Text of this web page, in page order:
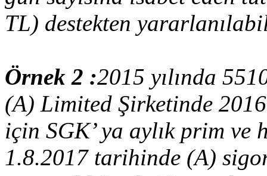
TL) destekten
Örnek 2 :2015 yılında
(A) Limited Şirketinde 2016
için SGK’ ya aylık prim
1.8.2017 tarihinde (A)